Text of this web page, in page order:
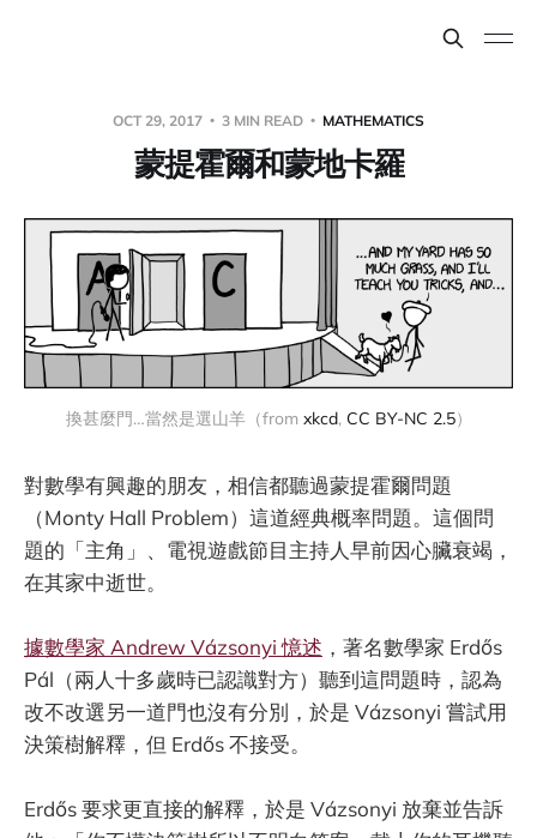
OCT 29, 2017 3 MIN READ MATHEMATICS
蒙提霍爾和蒙地卡羅
換甚麼門…當然是選山羊（from xkcd, CC BY-NC 2.5）
對數學有興趣的朋友，相信都聽過蒙提霍爾問題
（Monty Hall Problem）這道經典概率問題。這個問
題的「主角」、電視遊戲節目主持人早前因心臟衰竭，
在其家中逝世。
據數學家 Andrew Vázsonyi 憶述 ，著名數學家 Erdős
Pál（兩人十多歲時已認識對方）聽到這問題時，認為
改不改選另一道門也沒有分別，於是 Vázsonyi 嘗試用
決策樹解釋，但 Erdős 不接受。
Erdős 要求更直接的解釋，於是 Vázsonyi 放棄並告訴